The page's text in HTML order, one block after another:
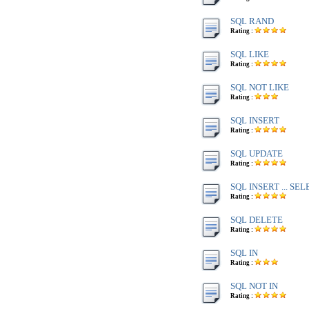
SQL RAND
Rating :
SQL LIKE
Rating :
SQL NOT LIKE
Rating :
SQL INSERT
Rating :
SQL UPDATE
Rating :
SQL INSERT ...
Rating :
SQL DELETE
Rating :
SQL IN
Rating :
SQL NOT IN
Rating :